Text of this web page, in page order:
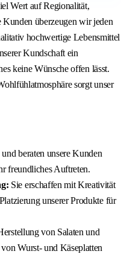
Wert auf Regionalität,
überzeugen wir jeden
hochwertige Lebensmittel
Kundschaft ein
keine Wünsche offen lässt.
sorgt unser
und beraten unsere Kunden
freundliches Auftreten.
Sie erschaffen mit Kreativität
unserer Produkte für
von Salaten und
Wurst- und Käseplatten